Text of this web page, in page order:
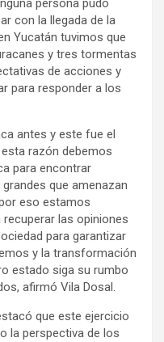
persona pudo
con la llegada de la
Yucatán tuvimos que
y tres tormentas
de acciones y
para responder a los
antes y este fue el
razón debemos
para encontrar
que amenazan
eso estamos
las opiniones
para garantizar
y la transformación
estado siga su rumbo
afirmó Vila Dosal.
que este ejercicio
la perspectiva de los